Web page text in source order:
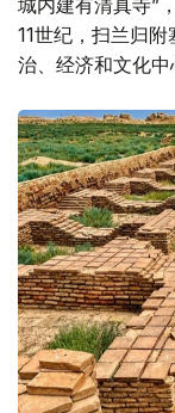
城内建有清真寺”
11世纪，扫兰归
治、经济和文化中